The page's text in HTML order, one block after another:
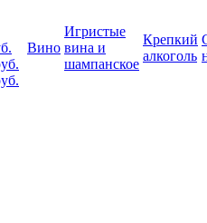
Вино
Игристые
вина и
шампанское
Крепкий
алкоголь